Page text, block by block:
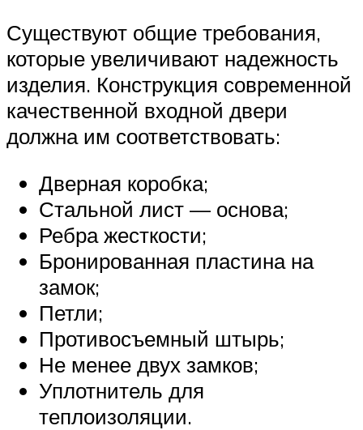
Существуют общие требования,
которые увеличивают надежность
изделия. Конструкция современной
качественной входной двери
должна им соответствовать:
Дверная коробка;
Стальной лист — основа;
Ребра жесткости;
Бронированная пластина на
замок;
Петли;
Противосъемный штырь;
Не менее двух замков;
Уплотнитель для
теплоизоляции.